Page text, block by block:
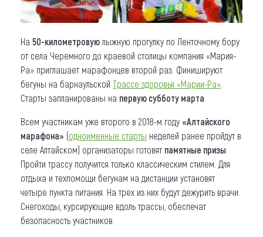
На 50-километровую лыжную прогулку по Ленточному бору
от села Черемного до краевой столицы компания «Мария-
Ра» приглашает марафонцев второй раз. Финишируют
бегуны на барнаульской Трассе здоровья «Марии-Ра»
Старты запланированы на первую субботу марта
Всем участникам уже второго в 2018-м году «Алтайского
марафона» (одноименные старты неделей ранее пройдут в
селе Алтайском) организаторы готовят памятные призы
Пройти трассу получится только классическим стилем. Для
отдыха и техпомощи бегунам на дистанции установят
четыре пункта питания. На трех из них будут дежурить врачи.
Снегоходы, курсирующие вдоль трассы, обеспечат
безопасность участников.